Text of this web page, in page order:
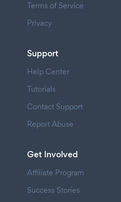
Terms of Service
Privacy
Support
Help Center
Tutorials
Contact Support
Report Abuse
Get Involved
Affiliate Program
Success Stories